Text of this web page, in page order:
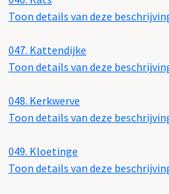
Toon details van deze
047. Kattendijke
Toon details van deze
048. Kerkwerve
Toon details van deze
049. Kloetinge
Toon details van deze